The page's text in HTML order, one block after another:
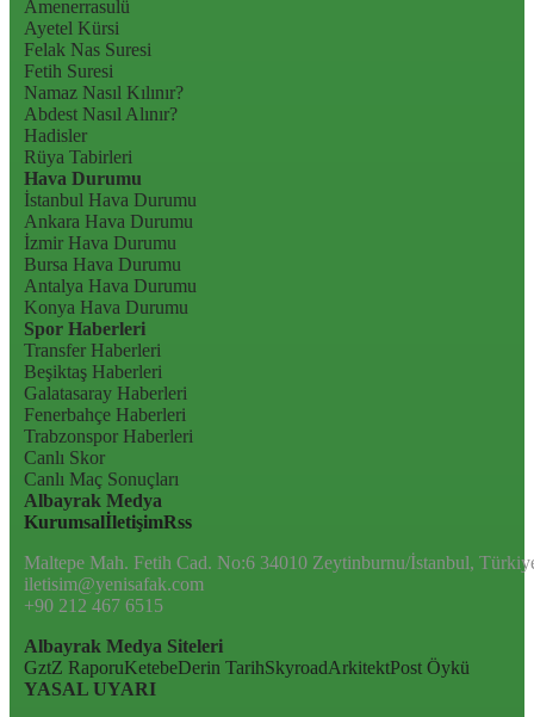
Amenerrasulü
Ayetel Kürsi
Felak Nas Suresi
Fetih Suresi
Namaz Nasıl Kılınır?
Abdest Nasıl Alınır?
Hadisler
Rüya Tabirleri
Hava Durumu
İstanbul Hava Durumu
Ankara Hava Durumu
İzmir Hava Durumu
Bursa Hava Durumu
Antalya Hava Durumu
Konya Hava Durumu
Spor Haberleri
Transfer Haberleri
Beşiktaş Haberleri
Galatasaray Haberleri
Fenerbahçe Haberleri
Trabzonspor Haberleri
Canlı Skor
Canlı Maç Sonuçları
Albayrak Medya
KurumsalİletişimRss
Maltepe Mah. Fetih Cad. No:6 34010 Zeytinburnu/İstanbul,
iletisim@yenisafak.com
+90 212 467 6515
Albayrak Medya Siteleri
GztZ RaporuKetebeDerin TarihSkyroadArkitektPost Öykü
YASAL UYARI